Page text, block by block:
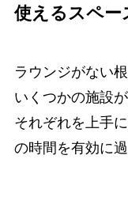
使えるスペー
ラウンジがない
いくつかの施設が
それぞれを上手
の時間を有効に過